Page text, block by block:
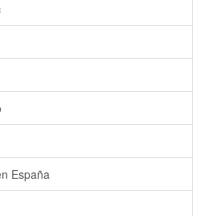
España